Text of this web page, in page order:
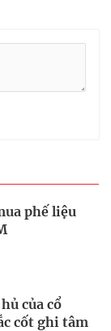
phế liệu
của cổ
cốt ghi tâm